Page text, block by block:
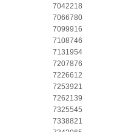
7042218
7066780
7099916
7108746
7131954
7207876
7226612
7253921
7262139
7325545
7338821